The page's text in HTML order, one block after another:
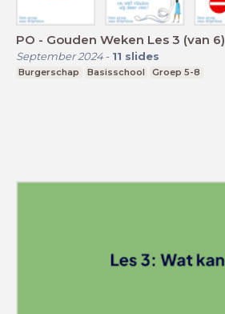
PO - Gouden Weken Les 3 (van 6)
September 2024- 11 slides
Burgerschap Basisschool Groep 5-8